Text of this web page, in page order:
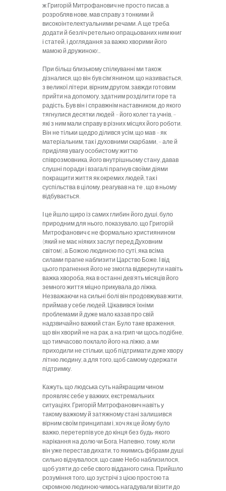
ж Григорій Митрофанович не просто писав, а
розробляв нове, мав справу з тонкими й
високоінтелектуальними речами. А ще треба
додати й безліч ретельно опрацьованих ним книг
і статей, і доглядання за важко хворими його
мамою й дружиною!..
При більш близькому спілкуванні ми також
дізналися, що він був сім’янином, що називається,
з великої літери, вірним другом, завжди готовим
прийти на допомогу, здатним розділити горе та
радість. Був він і справжнім наставником, до якого
тягнулися десятки людей – його колег та учнів, –
які з ним мали справу в різних місцях його роботи.
Він не тільки щедро ділився усім, що мав – як
матеріальним, так і духовними скарбами, – але й
приділяв увагу особистому життю
співрозмовника, його внутрішньому стану, давав
слушні поради і взагалі прагнув своїми діями
покращити життя як окремих людей, так і
суспільства в цілому, реагував на те , що в ньому
відбувається.
І це йшло щиро із самих глибин його душі, було
природним для нього, показувало, що Григорій
Митрофанович є не формально християнином
(який не має ніяких заслуг перед Духовним
світом), а Божою людиною по суті, яка всіма
силами прагне наблизити Царство Боже. І від
цього прагнення його не змогла відвернути навіть
важка хвороба, яка в останні дев’ять місяців його
земного життя міцно прикувала до ліжка.
Незважаючи на сильні болі він продовжував жити,
приймав у себе людей. Цікавився їхніми
проблемами й дуже мало казав про свій
надзвичайно важкий стан. Було таке враження,
що він хворий не на рак, а на грип чи щось подібне,
що тимчасово поклало його на ліжко, а ми
приходили не стільки, щоб підтримати дуже хвору
літню людину, а для того, щоб самому одержати
підтримку.
Кажуть, що людська суть найкращим чином
проявляє себе у важких, екстремальних
ситуаціях. Григорій Митрофанович навіть у
такому важкому й затяжному стані залишився
вірним своїм принципам і, хоч як це йому було
важко, перетерпів усе до кінця без будь-якого
нарікання на долю чи Бога. Напевно, тому, коли
він уже перестав дихати, то якимись фібрами душі
сильно відчувалося, що саме Небо наблизилося,
щоб узяти до себе свого відданого сина. Прийшло
розуміння того, що зустрічі з цією простою та
скромною людиною чимось нагадували візити до